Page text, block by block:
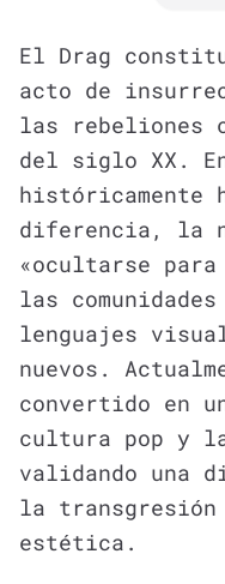
El Drag
acto de
las rebeliones
del siglo XX.
históricamente
diferencia, la
«ocultarse
las
lenguajes
nuevos.
convertido en
cultura pop y
validando una
la transgresión
estética.